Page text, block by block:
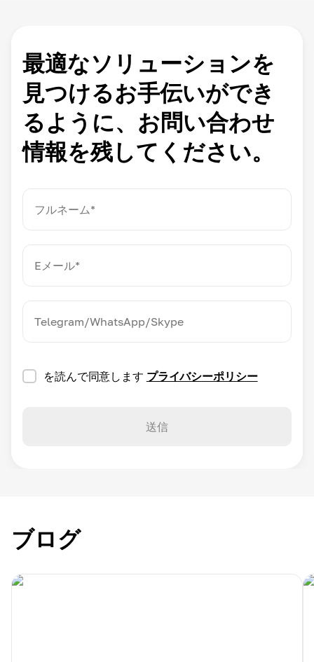
最適なソリューションを
見つけるお手伝いができ
るように、お問い合わせ
情報を残してください。
を読んで同意します プライバシーポリシー
送信
ブログ